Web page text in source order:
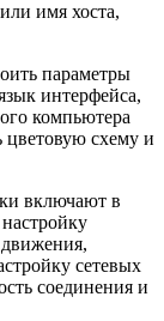
имя хоста,
параметры
интерфейса,
компьютера
схему и
включают в
сетевых
соединения и